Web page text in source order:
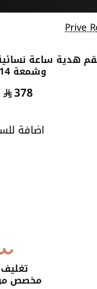
Prive
هدية ساعة
وشمعة CL14
378
اضافة
مخصص